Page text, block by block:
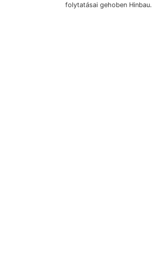
folytatásai gehoben Hinbau.